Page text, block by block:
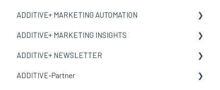
Corporate Design
Reservierungen
Auswertungen
Ausschlussliste
Einstellungen
Übersicht
Gutscheine
Incentive Gutscheine
Bestellungen
Allgemeine Informationen
Inhalte
Landingpages
Multimedia
ADDITIVE+ MARKETING AUTOMATION
Allgemeine Informationen
Kampagnen
Auswertungen
ADDITIVE+ MARKETING INSIGHTS
Allgemeine Informationen
Session-Attribution
ADDITIVE+ NEWSLETTER
Allgemeine Informationen
ADDITIVE-Partner